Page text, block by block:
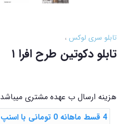
تابلو سری لوکس
تابلو دکوتین طرح افرا ۱
هزینه ارسال ب عهده مشتری میباشد
4 قسط ماهانه 0 تومانی با اسنپ ‌پی